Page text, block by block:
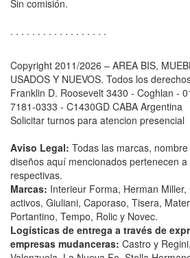
Sin comisión.
. . . . . . . . . . . . . . . . . .
Copyright 2011/2026 – AREA BIS,
USADOS Y NUEVOS. Todos los
Franklin D. Roosevelt 3430 - Coghlan -
7181-0333 - C1430GD CABA Argentina
Solicitar turnos para atencion presencial
Aviso Legal: Todas las marcas,
diseños aquí mencionados pertenecen
respectivas.
Marcas: Interieur Forma, Herman
activos, Giuliani, Caporaso, Tisera,
Portantino, Tempo, Rolic y Novec.
Logísticas de entrega a través de
empresas mudanceras: Castro y